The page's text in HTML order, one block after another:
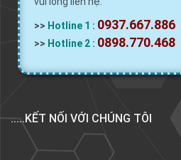
>> Hotline 1 : 0937.667.886
>> Hotline 2 : 0898.770.468
.....KẾT NỐI VỚI CHÚNG TÔI